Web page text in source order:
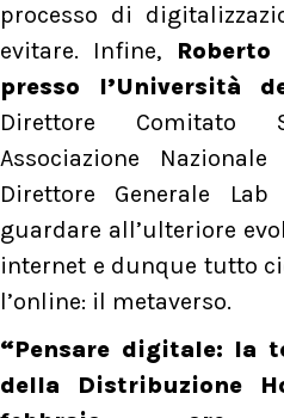
processo di
evitare. Infine,
presso l’Università
Direttore Comitato
Associazione
Direttore Generale
guardare all’ulteriore
internet e dunque tutto
l’online: il metaverso.
“Pensare digitale: la
della Distribuzione